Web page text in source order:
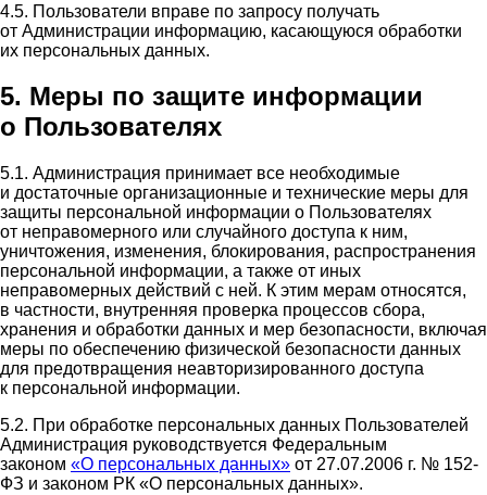
4.5. Пользователи вправе по запросу получать
от Администрации информацию, касающуюся обработки
их персональных данных.
5. Меры по защите информации
о Пользователях
5.1. Администрация принимает все необходимые
и достаточные организационные и технические меры для
защиты персональной информации о Пользователях
от неправомерного или случайного доступа к ним,
уничтожения, изменения, блокирования, распространения
персональной информации, а также от иных
неправомерных действий с ней. К этим мерам относятся,
в частности, внутренняя проверка процессов сбора,
хранения и обработки данных и мер безопасности, включая
меры по обеспечению физической безопасности данных
для предотвращения неавторизированного доступа
к персональной информации.
5.2. При обработке персональных данных Пользователей
Администрация руководствуется Федеральным
законом «О персональных данных» от 27.07.2006 г. № 152-
ФЗ и законом РК «О персональных данных».